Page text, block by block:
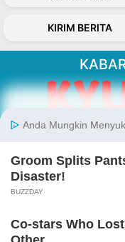
KIRIM BERITA